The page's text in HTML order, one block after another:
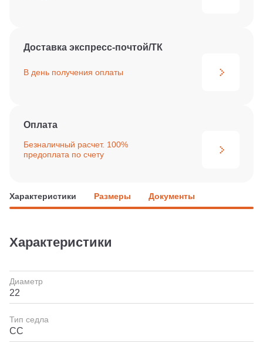
Доставка экспресс-почтой/ТК
В день получения оплаты
Оплата
Безналичный расчет. 100%
предоплата по счету
Характеристики Размеры Документы
Характеристики
Диаметр
22
Тип седла
СС